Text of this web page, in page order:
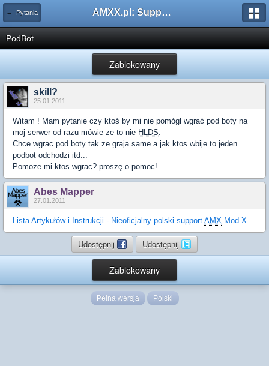
← Pytania AMXX.pl: Support AMX Mod X i SourceMod
PodBot
Zablokowany
skill?
25.01.2011
Witam ! Mam pytanie czy ktoś by mi nie pomógł wgrać pod boty na
moj serwer od razu mówie ze to nie HLDS.
Chce wgrac pod boty tak ze graja same a jak ktos wbije to jeden
podbot odchodzi itd...
Pomoze mi ktos wgrac? proszę o pomoc!
Abes Mapper
27.01.2011
Lista Artykułów i Instrukcji - Nieoficjalny polski support AMX Mod X
Udostępnij Udostępnij
Zablokowany
Pełna wersja Polski